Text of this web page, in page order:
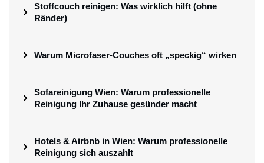
Stoffcouch reinigen: Was wirklich hilft (ohne
Ränder)
Warum Microfaser-Couches oft „speckig“ wirken
Sofareinigung Wien: Warum professionelle
Reinigung Ihr Zuhause gesünder macht
Hotels & Airbnb in Wien: Warum professionelle
Reinigung sich auszahlt